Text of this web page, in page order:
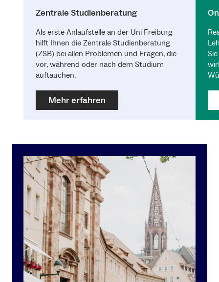
Zentrale Studienberatung
Als erste Anlaufstelle an der Uni Freiburg
hilft Ihnen die Zentrale Studienberatung
(ZSB) bei allen Problemen und Fragen, die
vor, während oder nach dem Studium
auftauchen.
Mehr erfahren